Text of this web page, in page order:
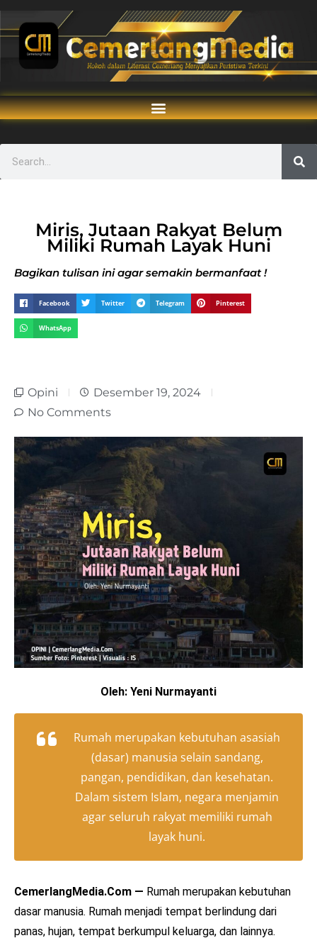
Miris, Jutaan Rakyat Belum
Miliki Rumah Layak Huni
Bagikan tulisan ini agar semakin bermanfaat !
Facebook Twitter Telegram Pinterest
WhatsApp
Opini
Desember 19, 2024
No Comments
Oleh: Yeni Nurmayanti
Rumah merupakan kebutuhan asasiah
(dasar) manusia selain sandang,
pangan, pendidikan, dan kesehatan.
Dalam sistem Islam, negara menjamin
agar seluruh rakyat memiliki rumah
layak huni.
CemerlangMedia.Com — Rumah merupakan kebutuhan
dasar manusia. Rumah menjadi tempat berlindung dari
panas, hujan, tempat berkumpul keluarga, dan lainnya.